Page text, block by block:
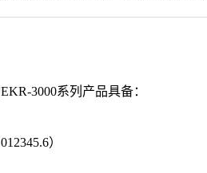
3000系列产品具备：
）